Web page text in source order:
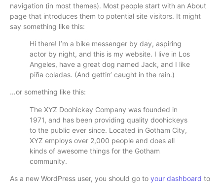
navigation (in most themes). Most people start with an About
page that introduces them to potential site visitors. It might
say something like this:
Hi there! I’m a bike messenger by day, aspiring
actor by night, and this is my website. I live in Los
Angeles, have a great dog named Jack, and I like
piña coladas. (And gettin’ caught in the rain.)
…or something like this:
The XYZ Doohickey Company was founded in
1971, and has been providing quality doohickeys
to the public ever since. Located in Gotham City,
XYZ employs over 2,000 people and does all
kinds of awesome things for the Gotham
community.
As a new WordPress user, you should go to your dashboard to